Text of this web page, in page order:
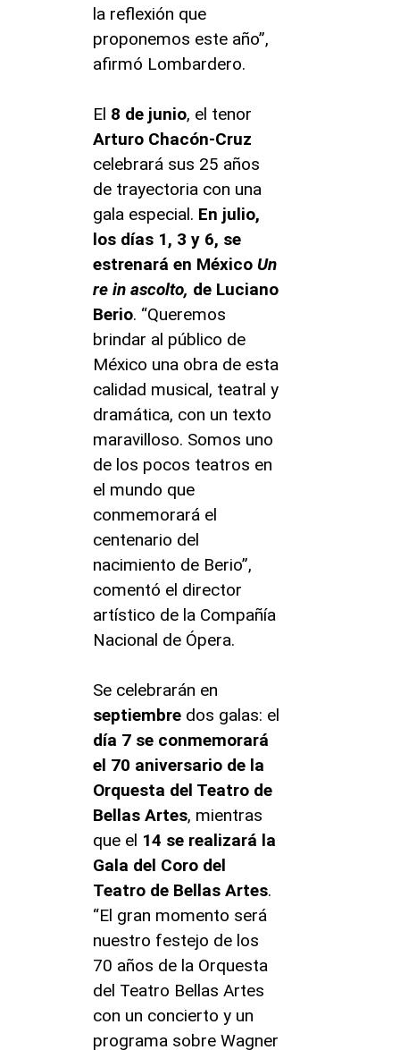
la reflexión que
proponemos este año”,
afirmó Lombardero.
El 8 de junio, el tenor
Arturo Chacón-Cruz
celebrará sus 25 años
de trayectoria con una
gala especial. En julio,
los días 1, 3 y 6, se
estrenará en México Un
re in ascolto, de Luciano
Berio. “Queremos
brindar al público de
México una obra de esta
calidad musical, teatral y
dramática, con un texto
maravilloso. Somos uno
de los pocos teatros en
el mundo que
conmemorará el
centenario del
nacimiento de Berio”,
comentó el director
artístico de la Compañía
Nacional de Ópera.
Se celebrarán en
septiembre dos galas: el
día 7 se conmemorará
el 70 aniversario de la
Orquesta del Teatro de
Bellas Artes, mientras
que el 14 se realizará la
Gala del Coro del
Teatro de Bellas Artes.
“El gran momento será
nuestro festejo de los
70 años de la Orquesta
del Teatro Bellas Artes
con un concierto y un
programa sobre Wagner